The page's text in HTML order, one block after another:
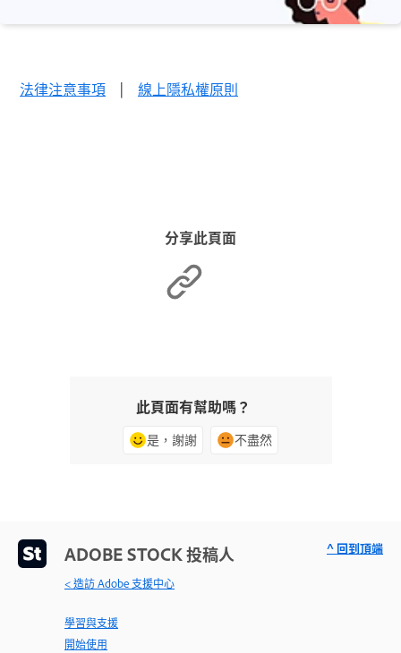
法律注意事項 | 線上隱私權原則
分享此頁面
此頁面有幫助嗎？
是，謝謝 不盡然
ADOBE STOCK 投稿人
< 造訪 Adobe 支援中心
學習與支援
開始使用
^ 回到頂端